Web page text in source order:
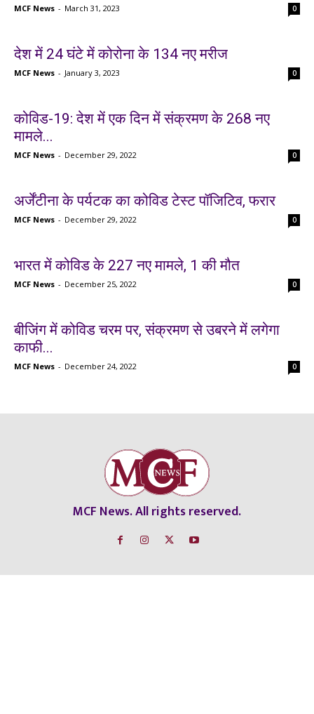
MCF News - March 31, 2023 0
देश में 24 घंटे में कोरोना के 134 नए मरीज
MCF News - January 3, 2023 0
कोविड-19: देश में एक दिन में संक्रमण के 268 नए
मामले...
MCF News - December 29, 2022 0
अर्जेंटीना के पर्यटक का कोविड टेस्ट पॉजिटिव, फरार
MCF News - December 29, 2022 0
भारत में कोविड के 227 नए मामले, 1 की मौत
MCF News - December 25, 2022 0
बीजिंग में कोविड चरम पर, संक्रमण से उबरने में लगेगा
काफी...
MCF News - December 24, 2022 0
MCF News. All rights reserved.